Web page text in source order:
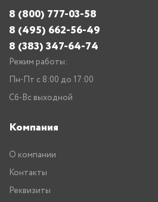
8 (800) 777-03-58
8 (495) 662-56-49
8 (383) 347-64-74
Режим работы:
Пн-Пт с 8:00 до 17:00
Сб-Вс выходной
Компания
О компании
Контакты
Реквизиты